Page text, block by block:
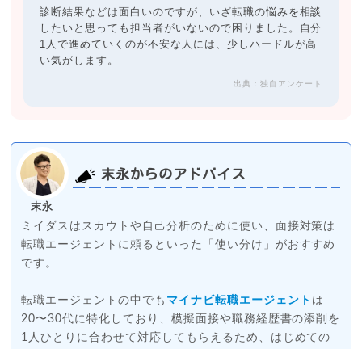
診断結果などは面白いのですが、いざ転職の悩みを相談
したいと思っても担当者がいないので困りました。自分
1人で進めていくのが不安な人には、少しハードルが高
い気がします。
出典：独自アンケート
末永
末永からのアドバイス
ミイダスはスカウトや自己分析のために使い、面接対策は
転職エージェントに頼るといった「使い分け」がおすすめ
です。
転職エージェントの中でも マイナビ転職エージェント は
20〜30代に特化しており、模擬面接や職務経歴書の添削を
1人ひとりに合わせて対応してもらえるため、はじめての